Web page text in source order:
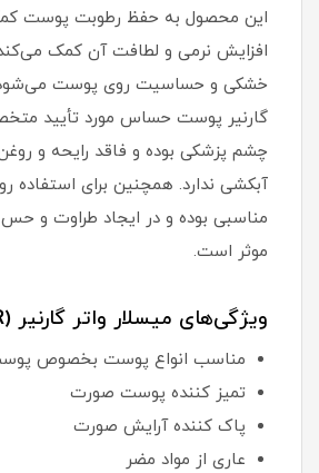
این محصول به حفظ رطوبت پوست
افزایش نرمی و لطافت آن کمک می‌کند
خشکی و حساسیت روی پوست می‌شود.
گارنیر پوست حساس مورد تأیید
چشم پزشکی بوده و فاقد رایحه و
آبکشی ندارد. همچنین برای استفاده
مناسبی بوده و در ایجاد طراوت و
موثر است.
ویژگی‌های میسلار واتر گارنیر (GARNIER):
مناسب انواع پوست بخصوص
تمیز کننده پوست صورت
پاک کننده آرایش صورت
عاری از مواد مضر